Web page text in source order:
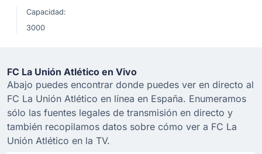
Capacidad:
3000
FC La Unión Atlético en Vivo
Abajo puedes encontrar donde puedes ver en directo al
FC La Unión Atlético en línea en España. Enumeramos
sólo las fuentes legales de transmisión en directo y
también recopilamos datos sobre cómo ver a FC La
Unión Atlético en la TV.